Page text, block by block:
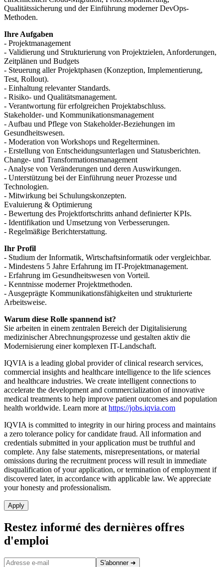
Qualitätssicherung und der Einführung moderner DevOps-
Methoden.
Ihre Aufgaben
- Projektmanagement
- Validierung und Strukturierung von Projektzielen, Anforderungen,
Zeitplänen und Budgets
- Steuerung aller Projektphasen (Konzeption, Implementierung,
Test, Rollout).
- Einhaltung relevanter Standards.
- Risiko- und Qualitätsmanagement.
- Verantwortung für erfolgreichen Projektabschluss.
Stakeholder- und Kommunikationsmanagement
- Aufbau und Pflege von Stakeholder-Beziehungen im
Gesundheitswesen.
- Moderation von Workshops und Regelterminen.
- Erstellung von Entscheidungsunterlagen und Statusberichten.
Change- und Transformationsmanagement
- Analyse von Veränderungen und deren Auswirkungen.
- Unterstützung bei der Einführung neuer Prozesse und
Technologien.
- Mitwirkung bei Schulungskonzepten.
Evaluierung & Optimierung
- Bewertung des Projektfortschritts anhand definierter KPIs.
- Identifikation und Umsetzung von Verbesserungen.
- Regelmäßige Berichterstattung.
Ihr Profil
- Studium der Informatik, Wirtschaftsinformatik oder vergleichbar.
- Mindestens 5 Jahre Erfahrung im IT-Projektmanagement.
- Erfahrung im Gesundheitswesen von Vorteil.
- Kenntnisse moderner Projektmethoden.
- Ausgeprägte Kommunikationsfähigkeiten und strukturierte
Arbeitsweise.
Warum diese Rolle spannend ist?
Sie arbeiten in einem zentralen Bereich der Digitalisierung
medizinischer Abrechnungsprozesse und gestalten aktiv die
Modernisierung einer komplexen IT-Landschaft.
IQVIA is a leading global provider of clinical research services,
commercial insights and healthcare intelligence to the life sciences
and healthcare industries. We create intelligent connections to
accelerate the development and commercialization of innovative
medical treatments to help improve patient outcomes and population
health worldwide. Learn more at https://jobs.iqvia.com
IQVIA is committed to integrity in our hiring process and maintains
a zero tolerance policy for candidate fraud. All information and
credentials submitted in your application must be truthful and
complete. Any false statements, misrepresentations, or material
omissions during the recruitment process will result in immediate
disqualification of your application, or termination of employment if
discovered later, in accordance with applicable law. We appreciate
your honesty and professionalism.
Apply
Restez informé des dernières offres
d'emploi
S'abonner ➜